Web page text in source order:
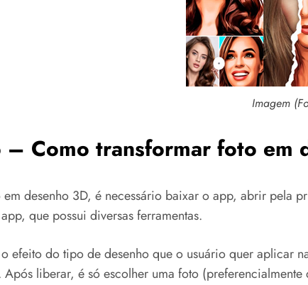
Imagem
– Como transformar foto em
em desenho 3D, é necessário baixar o app, abrir
que possui diversas ferramentas.
efeito do tipo de desenho que o usuário quer aplicar
liberar, é só escolher uma foto